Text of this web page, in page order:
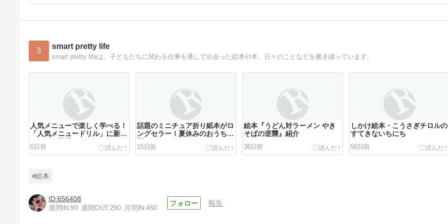
3 smart pretty life
smart pretty lifeは、子どもたちに関わる仕事を通して出会った絵本や本、日々のことなどを書き綴っています。
人気メニューで楽しく学べる！
「人気メニュードリル」に新シ
リーズが登場
6日前
話題のミニチュア折り紙本がロ
ングセラー！夏休みのおうち時
間にもおすすめ
15日前
絵本『うどん対ラーメン やき
そばの逆襲』紹介
36日前
しかけ絵本・こうさぎチロルの
すてきないちにち
56日前
#絵本
656408
週間IN:90 週間OUT:290 月間IN:450
報告